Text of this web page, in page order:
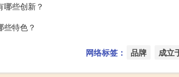
哪些创新？
特色？
网络标签： 品牌 成立